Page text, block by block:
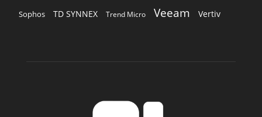
Sophos TD SYNNEX Trend Micro Veeam Vertiv